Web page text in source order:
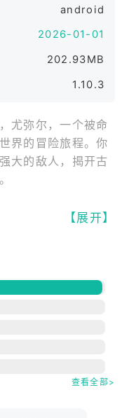
android
2026-01-01
202.93MB
1.10.3
尤弥尔，一个被命
界的冒险旅程。你
大的敌人，揭开古
角色互动，共同经
探索不同的区域、
将一步步揭开隐藏
将体验到深度的战
技能，利用不同的
【展开】
查看全部>